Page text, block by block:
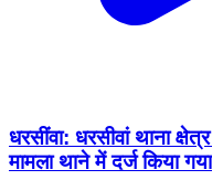
धरसींवा: धरसीवां थाना
मामला थाने में दर्ज किया गया